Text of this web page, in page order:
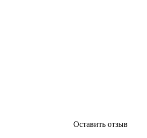
Оставить отзыв